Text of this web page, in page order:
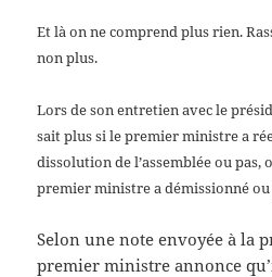
Et là on ne comprend plus rien.
non plus.
Lors de son entretien avec le
sait plus si le premier ministre a
dissolution de l’assemblée ou pas,
premier ministre a démissionné ou
Selon une note envoyée à la
premier ministre annonce